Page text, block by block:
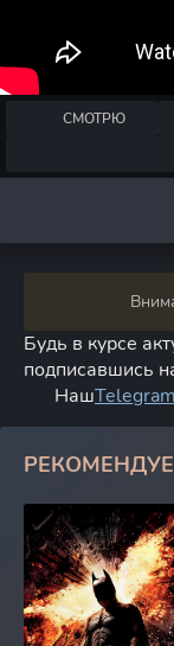
СМОТРЮ
Будь в курсе
подписавшись
Наш